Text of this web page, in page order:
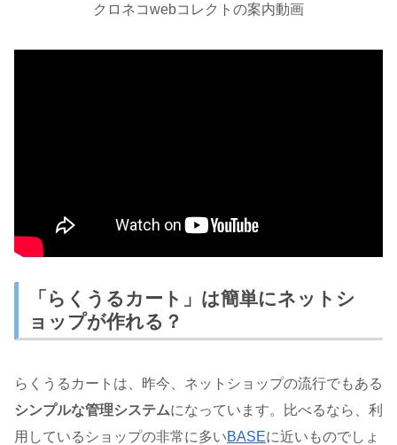
クロネコwebコレクトの案内動画
「らくうるカート」は簡単にネットシ
ョップが作れる？
らくうるカートは、昨今、ネットショップの流行でもある
シンプルな管理システムになっています。比べるなら、利
用しているショップの非常に多いBASEに近いものでしょ